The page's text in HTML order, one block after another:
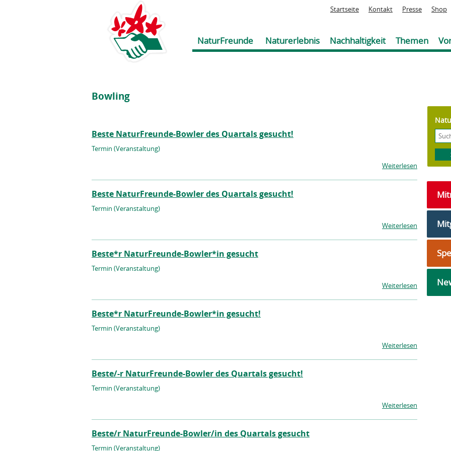
Jump to navigation
Startseite Kontakt Presse Shop
NaturFreunde Naturerlebnis Nachhaltigkeit Themen
Bowling
Beste NaturFreunde-Bowler des Quartals gesucht!
Termin (Veranstaltung)
Weiterlesen
Beste NaturFreunde-Bowler des Quartals gesucht!
Termin (Veranstaltung)
Weiterlesen
Beste*r NaturFreunde-Bowler*in gesucht
Termin (Veranstaltung)
Weiterlesen
Beste*r NaturFreunde-Bowler*in gesucht!
Termin (Veranstaltung)
Weiterlesen
Beste/-r NaturFreunde-Bowler des Quartals gesucht!
Termin (Veranstaltung)
Weiterlesen
Beste/r NaturFreunde-Bowler/in des Quartals gesucht
Termin (Veranstaltung)